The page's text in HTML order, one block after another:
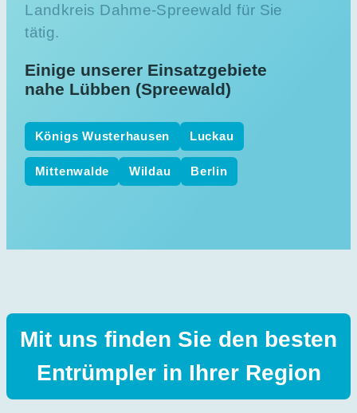
Landkreis Dahme-Spreewald für Sie
tätig.
Einige unserer Einsatzgebiete
nahe Lübben (Spreewald)
Königs Wusterhausen Luckau
Mittenwalde Wildau Berlin
Mit uns finden Sie den besten
Entrümpler in Ihrer Region